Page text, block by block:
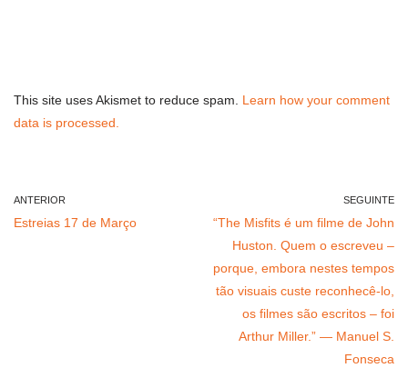
This site uses Akismet to reduce spam. Learn how your comment
data is processed.
ANTERIOR
Estreias 17 de Março
SEGUINTE
“The Misfits é um filme de John
Huston. Quem o escreveu –
porque, embora nestes tempos
tão visuais custe reconhecê-lo,
os filmes são escritos – foi
Arthur Miller.” — Manuel S.
Fonseca